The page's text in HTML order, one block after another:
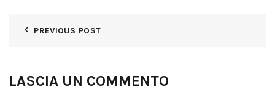
PREVIOUS POST
LASCIA UN COMMENTO